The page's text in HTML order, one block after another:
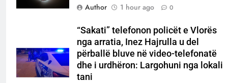
Author
1 hour ago 0
“Sakati” telefonon policët e Vlorës
nga arratia, Inez Hajrulla u del
përballë bluve në video-telefonatë
dhe i urdhëron: Largohuni nga lokali
tani